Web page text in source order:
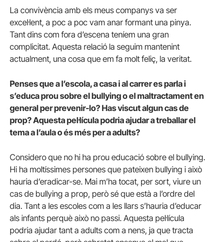
La convivència amb els meus companys va ser
excel·lent, a poc a poc vam anar formant una pinya.
Tant dins com fora d’escena teníem una gran
complicitat. Aquesta relació la seguim mantenint
actualment, una cosa que em fa molt feliç, la veritat.
Penses que a l’escola, a casa i al carrer es parla i
s’educa prou sobre el bullying o el maltractament en
general per prevenir-lo? Has viscut algun cas de
prop? Aquesta pel·lícula podria ajudar a treballar el
tema a l’aula o és més per a adults?
Considero que no hi ha prou educació sobre el bullying.
Hi ha moltíssimes persones que pateixen bullying i això
hauria d’eradicar-se. Mai m’ha tocat, per sort, viure un
cas de bullying a prop, però sé que està a l’ordre del
dia. Tant a les escoles com a les llars s’hauria d’educar
als infants perquè això no passi. Aquesta pel·lícula
podria ajudar tant a adults com a nens, ja que tracta